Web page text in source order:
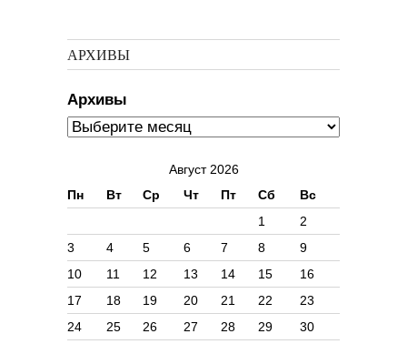
АРХИВЫ
Архивы
Август 2026
Пн
Вт Ср Чт Пт Сб Вс
1
2
3
4 5 6 7 8
9
10
11 12 13 14 15
16
17
18 19 20 21 22
23
24
25 26 27 28 29
30